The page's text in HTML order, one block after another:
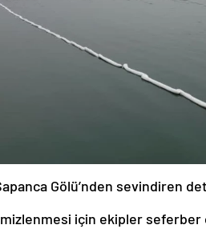
Sapanca Gölü’nden sevindiren
için ekipler